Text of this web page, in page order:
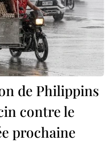
de Philippins
contre le
prochaine